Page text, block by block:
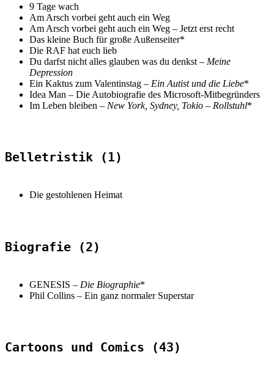
9 Tage wach
Am Arsch vorbei geht auch ein Weg
Am Arsch vorbei geht auch ein Weg – Jetzt erst recht
Das kleine Buch für große Außenseiter*
Die RAF hat euch lieb
Du darfst nicht alles glauben was du denkst – Meine
Depression
Ein Kaktus zum Valentinstag – Ein Autist und die Liebe*
Idea Man – Die Autobiografie des Microsoft-Mitbegründers
Im Leben bleiben – New York, Sydney, Tokio – Rollstuhl*
Belletristik (1)
Die gestohlenen Heimat
Biografie (2)
GENESIS – Die Biographie*
Phil Collins – Ein ganz normaler Superstar
Cartoons und Comics (43)